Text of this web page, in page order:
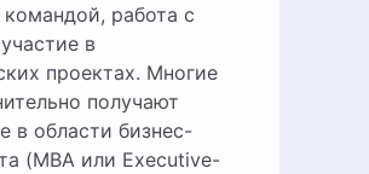
работа с
в
проектах. Многие
получают
в области бизнес-
(MBA или Executive-